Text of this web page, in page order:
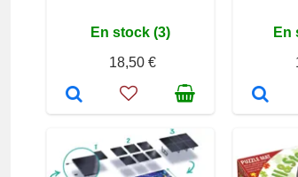
En stock (3)
18,50 €
En